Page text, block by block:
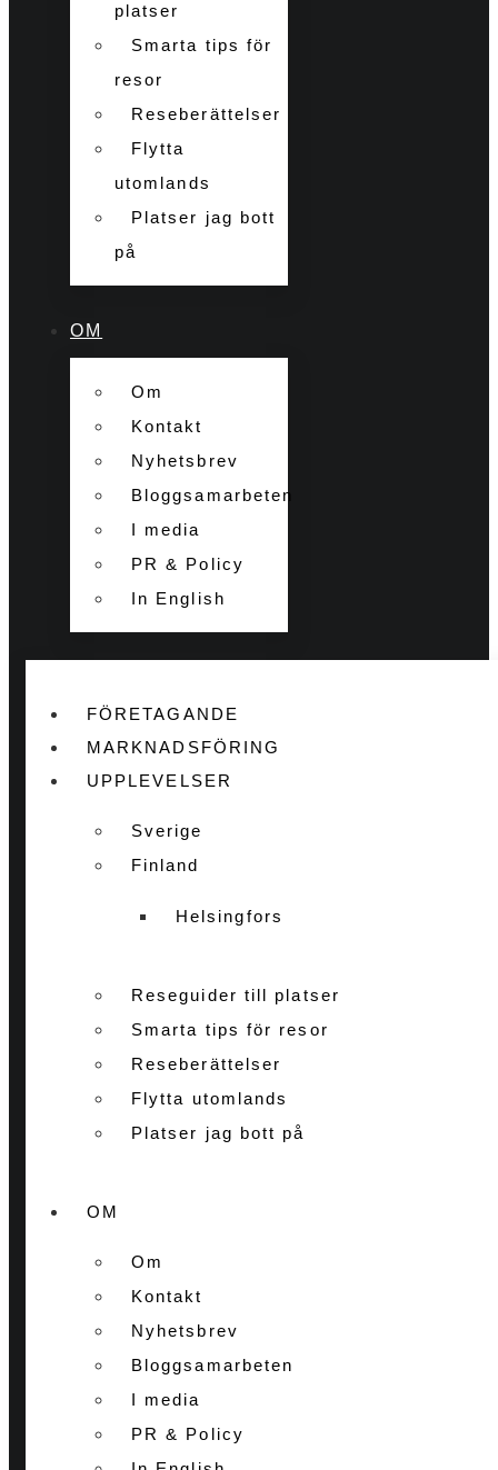
platser
Smarta tips för
resor
Reseberättelser
Flytta
utomlands
Platser jag bott
på
OM
Om
Kontakt
Nyhetsbrev
Bloggsamarbeten
I media
PR & Policy
In English
FÖRETAGANDE
MARKNADSFÖRING
UPPLEVELSER
Sverige
Finland
Helsingfors
Reseguider till platser
Smarta tips för resor
Reseberättelser
Flytta utomlands
Platser jag bott på
OM
Om
Kontakt
Nyhetsbrev
Bloggsamarbeten
I media
PR & Policy